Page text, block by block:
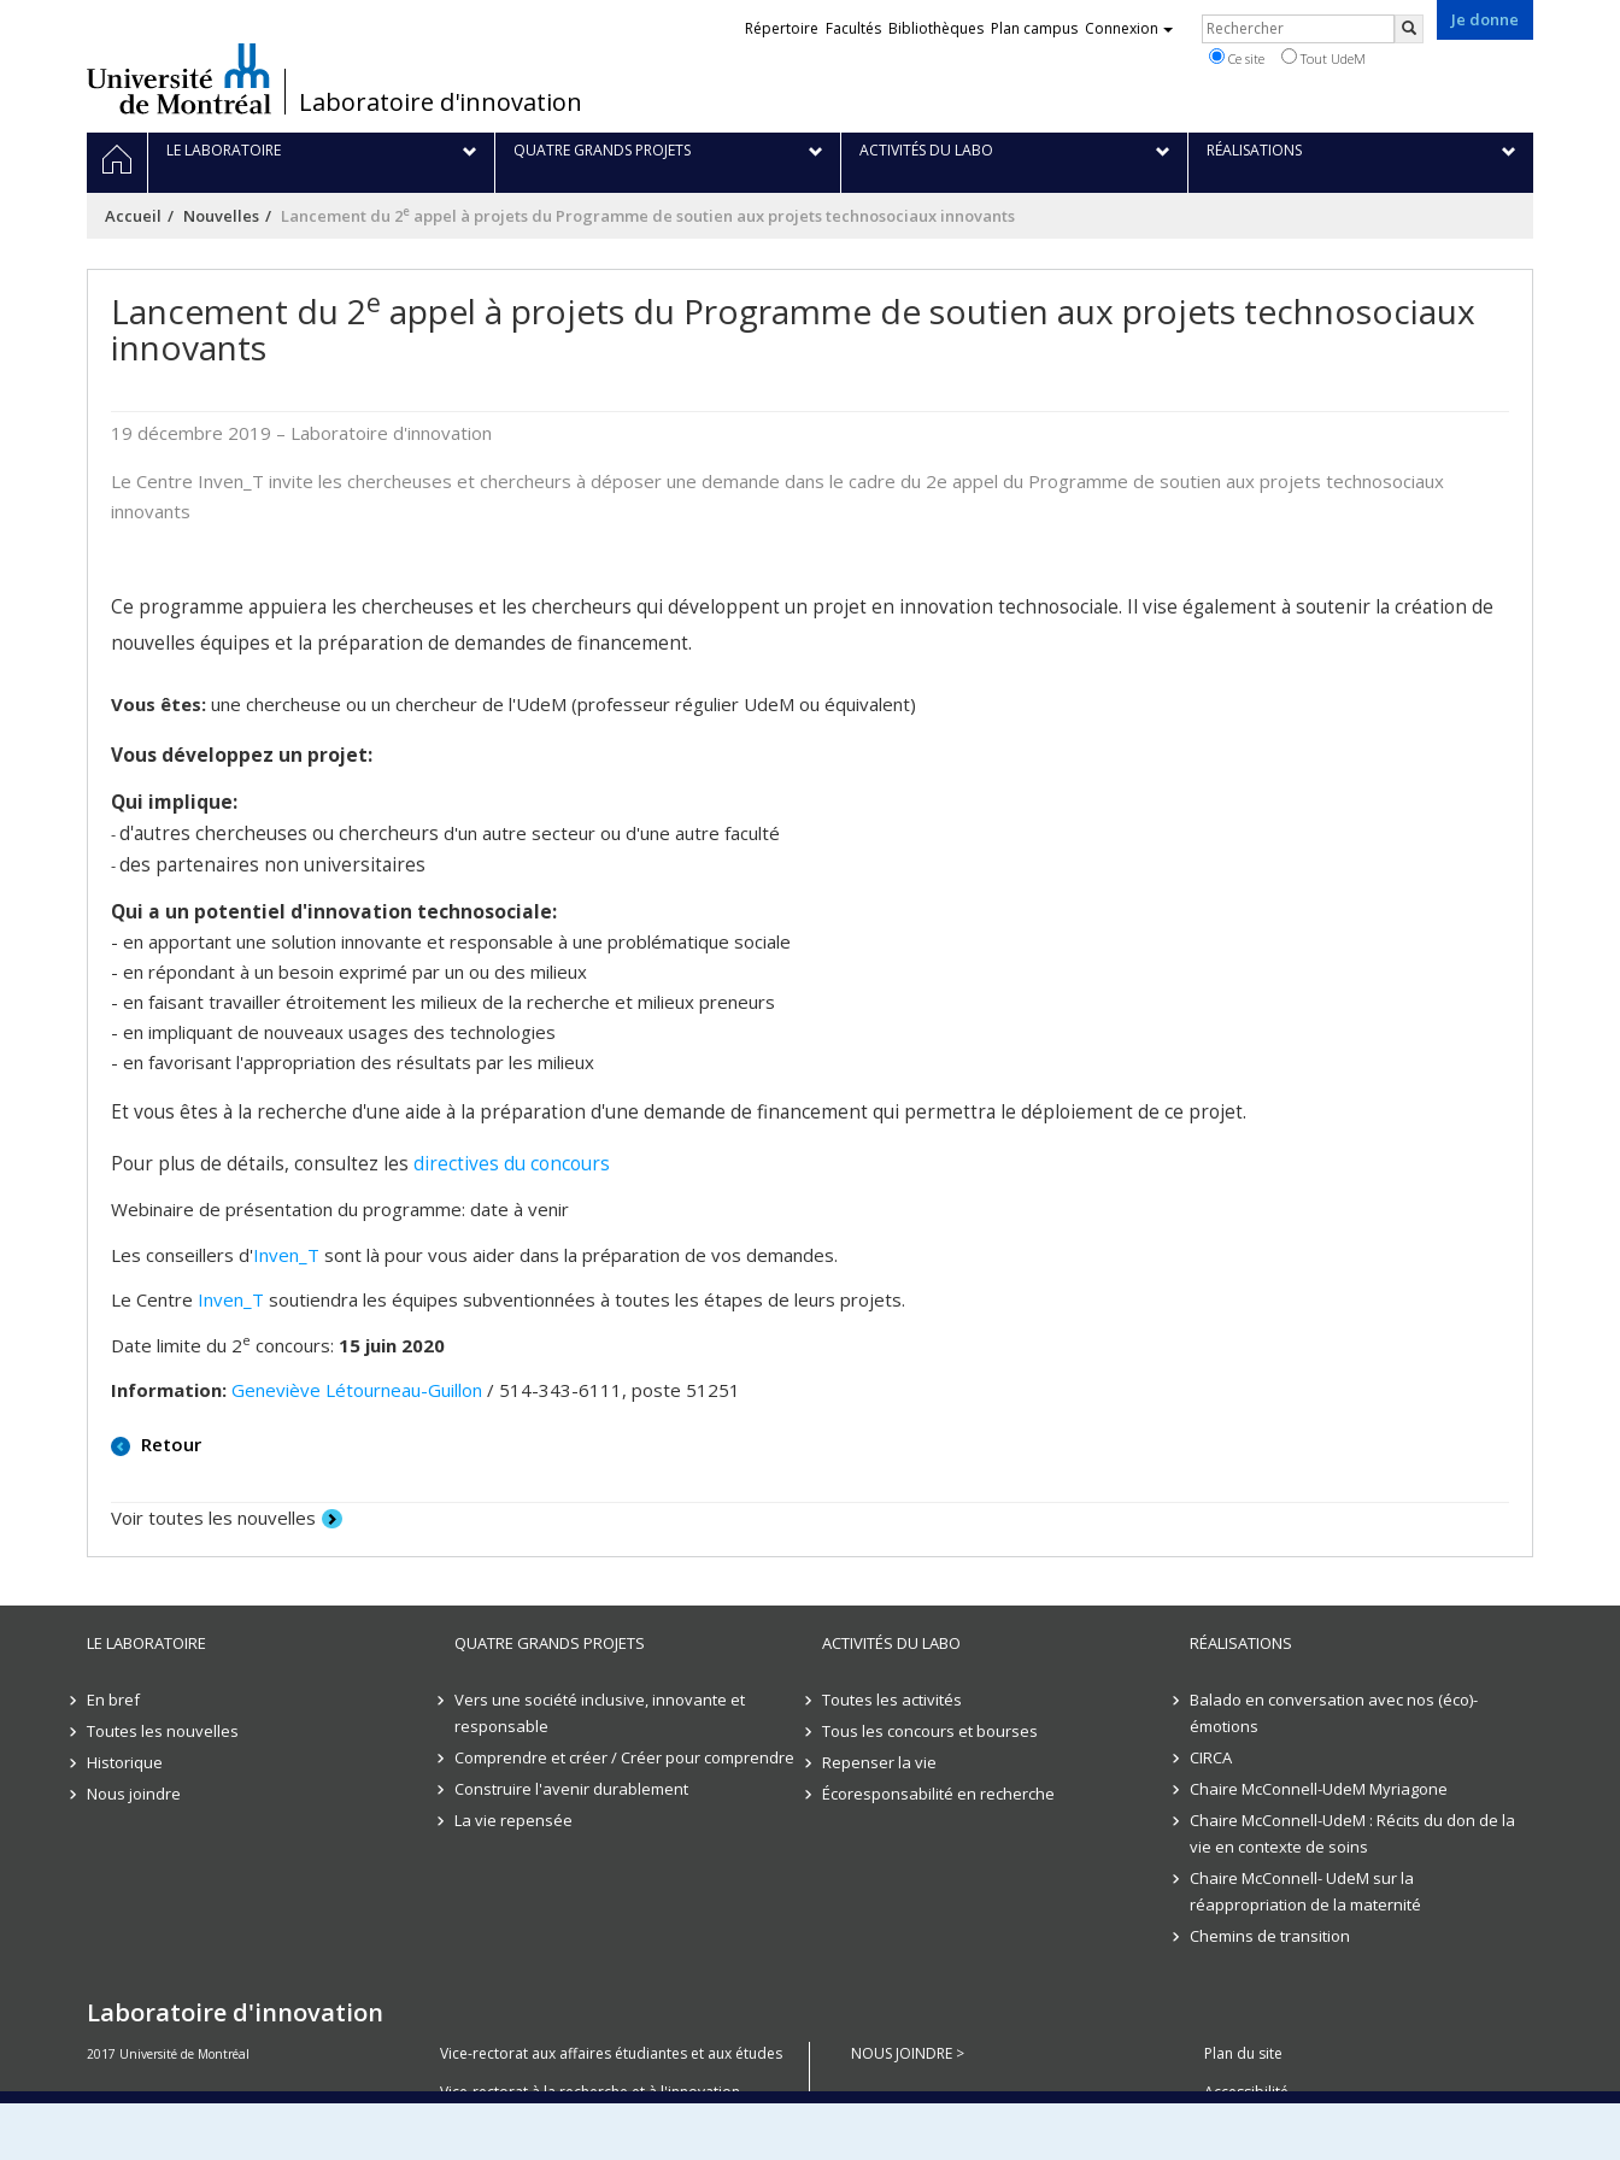
/Laboratoire d'innovation
Je donne
Liens
Répertoire Facultés Bibliothèques Plan campus Connexion Rechercher
Ce site Tout UdeM
Navigation
principale
ACCUEILLE LABORATOIRE QUATRE GRANDS PROJETS ACTIVITÉS DU LABO RÉALISATIONS
Accueil Nouvelles Lancement du 2e appel à projets du Programme de soutien aux projets technosociaux innovants
Lancement du 2e appel à projets du Programme de soutien aux projets technosociaux
innovants
19 décembre 2019 – Laboratoire d'innovation
Le Centre Inven_T invite les chercheuses et chercheurs à déposer une demande dans le cadre du 2e appel du Programme de soutien aux projets technosociaux
innovants
Ce programme appuiera les chercheuses et les chercheurs qui développent un projet en innovation technosociale. Il vise également à soutenir la création de
nouvelles équipes et la préparation de demandes de financement.
Vous êtes: une chercheuse ou un chercheur de l'UdeM (professeur régulier UdeM ou équivalent)
Vous développez un projet:
Qui implique:
-d'autres chercheuses ou chercheurs d'un autre secteur ou d'une autre faculté
-des partenaires non universitaires
Qui a un potentiel d'innovation technosociale:
- en apportant une solution innovante et responsable à une problématique sociale
- en répondant à un besoin exprimé par un ou des milieux
- en faisant travailler étroitement les milieux de la recherche et milieux preneurs
- en impliquant de nouveaux usages des technologies
- en favorisant l'appropriation des résultats par les milieux
Et vous êtes à la recherche d'une aide à la préparation d'une demande de financement qui permettra le déploiement de ce projet.
Pour plus de détails, consultez les directives du concours
Webinaire de présentation du programme: date à venir
Les conseillers d'Inven_T sont là pour vous aider dans la préparation de vos demandes.
Le Centre Inven_T soutiendra les équipes subventionnées à toutes les étapes de leurs projets.
Date limite du 2e concours: 15 juin 2020
Information: Geneviève Létourneau-Guillon / 514-343-6111, poste 51251
Retour
Voir toutes les nouvelles
LE LABORATOIRE
En bref
Toutes les nouvelles
Historique
Nous joindre
QUATRE GRANDS PROJETS
Vers une société inclusive, innovante et
responsable
Comprendre et créer / Créer pour comprendre
Construire l'avenir durablement
La vie repensée
ACTIVITÉS DU LABO
Toutes les activités
Tous les concours et bourses
Repenser la vie
Écoresponsabilité en recherche
RÉALISATIONS
Balado en conversation avec nos (éco)-
émotions
CIRCA
Chaire McConnell-UdeM Myriagone
Chaire McConnell-UdeM : Récits du don de la
vie en contexte de soins
Chaire McConnell- UdeM sur la
réappropriation de la maternité
Chemins de transition
Laboratoire d'innovation
2017 Université de Montréal
Vice-rectorat aux affaires étudiantes et aux études
Vice-rectorat à la recherche et à l'innovation
NOUS JOINDRE >
Plan du site
Accessibilité